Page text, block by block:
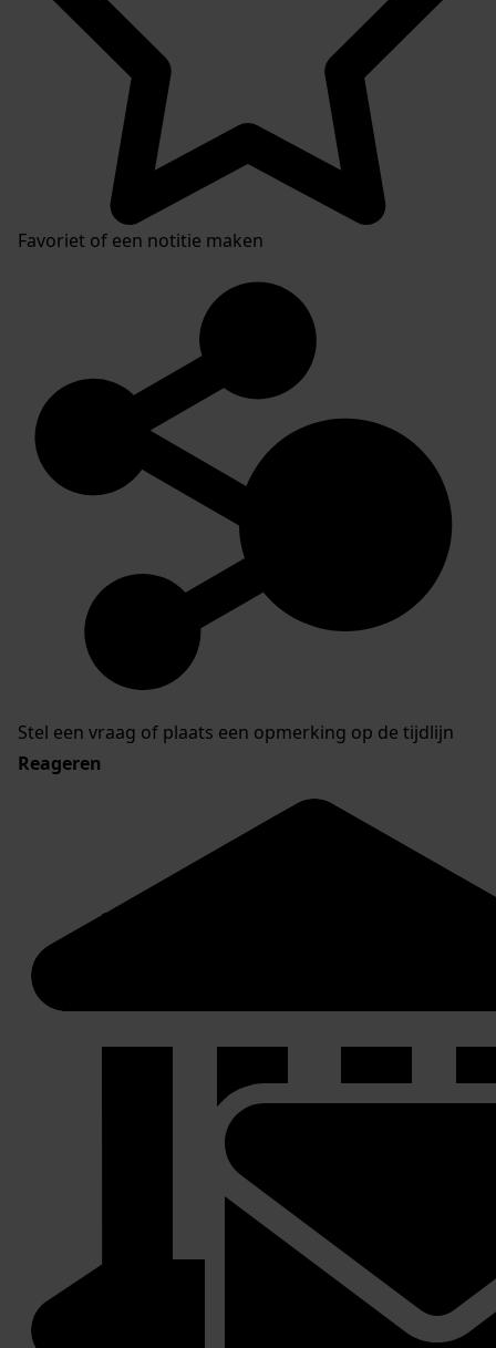
Favoriet of een notitie maken
Stel een vraag of plaats een opmerking op de tijdlijn
Reageren